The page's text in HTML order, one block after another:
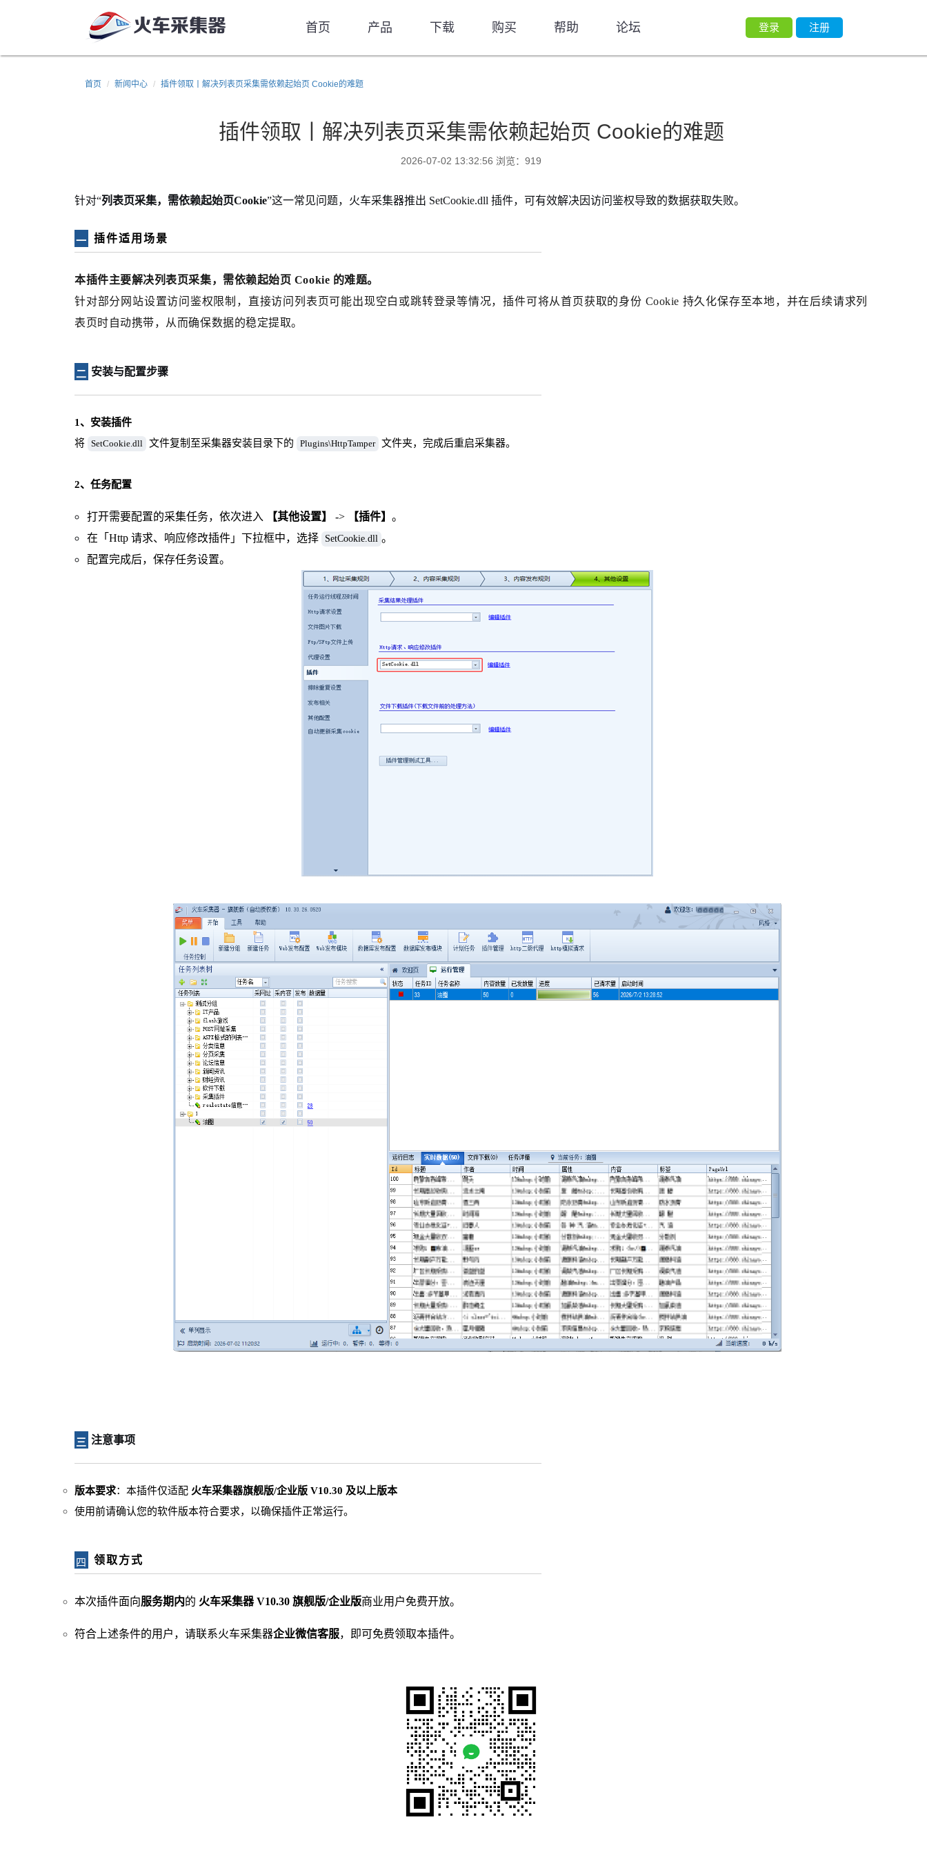
首页 产品 下载 购买 帮助 论坛 注册
登录
首页 新闻中心 插件领取丨解决列表页采集需依赖起始页 Cookie的难题
插件领取丨解决列表页采集需依赖起始页 Cookie的难题
2026-07-02 13:32:56 浏览：919
针对“列表页采集，需依赖起始页Cookie”这一常见问题，火车采集器推出 SetCookie.dll 插件，可有效解决因访问鉴权导致的数据获取失败。
一 插件适用场景
本插件主要解决列表页采集，需依赖起始页 Cookie 的难题。
针对部分网站设置访问鉴权限制，直接访问列表页可能出现空白或跳转登录等情况，插件可将从首页获取的身份 Cookie 持久化保存至本地，并在后续请求列
表页时自动携带，从而确保数据的稳定提取。
二 安装与配置步骤
1、安装插件
将 SetCookie.dll 文件复制至采集器安装目录下的 Plugins\HttpTamper 文件夹，完成后重启采集器。
2、任务配置
打开需要配置的采集任务，依次进入 【其他设置】 -> 【插件】 。
在「Http 请求、响应修改插件」下拉框中，选择
SetCookie.dll 。
配置完成后，保存任务设置。
三 注意事项
版本要求：本插件仅适配 火车采集器旗舰版/企业版 V10.30 及以上版本
使用前请确认您的软件版本符合要求，以确保插件正常运行。
四 领取方式
本次插件面向服务期内的 火车采集器 V10.30 旗舰版/企业版商业用户免费开放。
符合上述条件的用户，请联系火车采集器企业微信客服，即可免费领取本插件。